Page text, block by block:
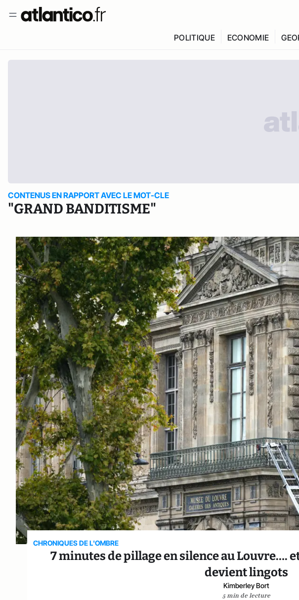
POLITIQUE ECONOMIE
CONTENUS EN RAPPORT AVEC LE MOT-CLE
"GRAND BANDITISME"
CHRONIQUES DE L'OMBRE
7 minutes de pillage en silence au Louvre….
devient lingots
Kimberley Bort
5 min de lecture